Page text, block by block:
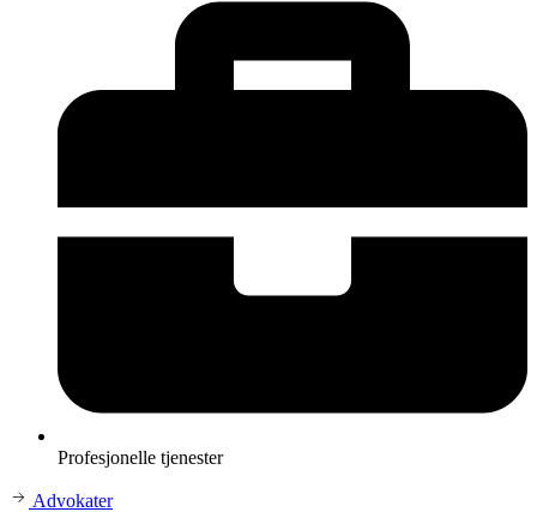
Profesjonelle tjenester
Advokater